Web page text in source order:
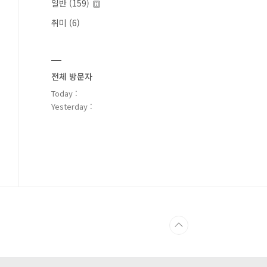
일반 (159)
취미 (6)
전체 방문자
Today :
Yesterday :